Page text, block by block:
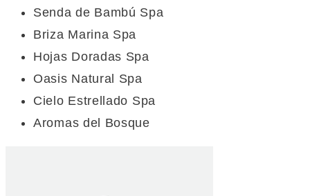
Senda de Bambú Spa
Briza Marina Spa
Hojas Doradas Spa
Oasis Natural Spa
Cielo Estrellado Spa
Aromas del Bosque